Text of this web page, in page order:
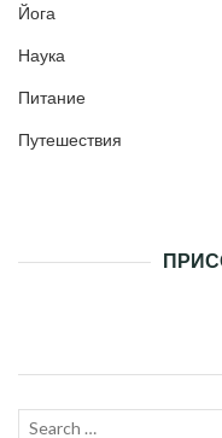
Йога
Наука
Питание
Путешествия
Search